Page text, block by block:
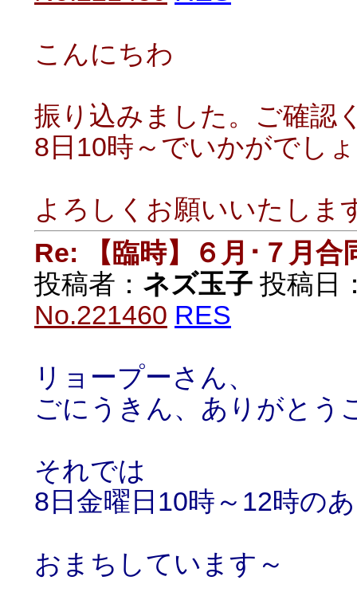
こんにちわ
振り込みました。ご確認
8日10時～でいかがでし
よろしくお願いいたしま
Re: 【臨時】６月･７月
投稿者： ネズ玉子 投稿日
No.221460 RES
リョープーさん、
ごにうきん、ありがとう
それでは
8日金曜日10時～12時の
おまちしています～